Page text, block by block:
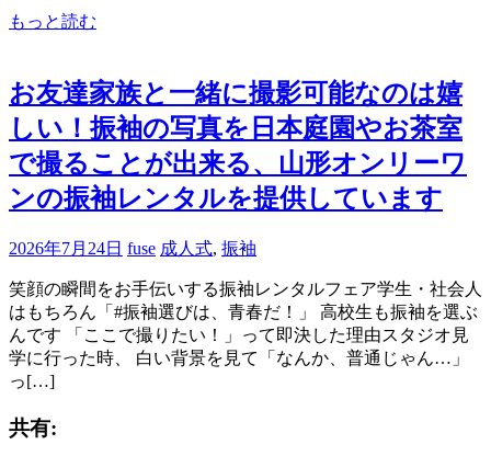
もっと読む
お友達家族と一緒に撮影可能なのは嬉
しい！振袖の写真を日本庭園やお茶室
で撮ることが出来る、山形オンリーワ
ンの振袖レンタルを提供しています
2026年7月24日 fuse 成人式, 振袖
笑顔の瞬間をお手伝いする振袖レンタルフェア学生・社会人
はもちろん「#振袖選びは、青春だ！」 高校生も振袖を選ぶ
んです 「ここで撮りたい！」って即決した理由スタジオ見
学に行った時、 白い背景を見て「なんか、普通じゃん…」
っ[…]
共有: